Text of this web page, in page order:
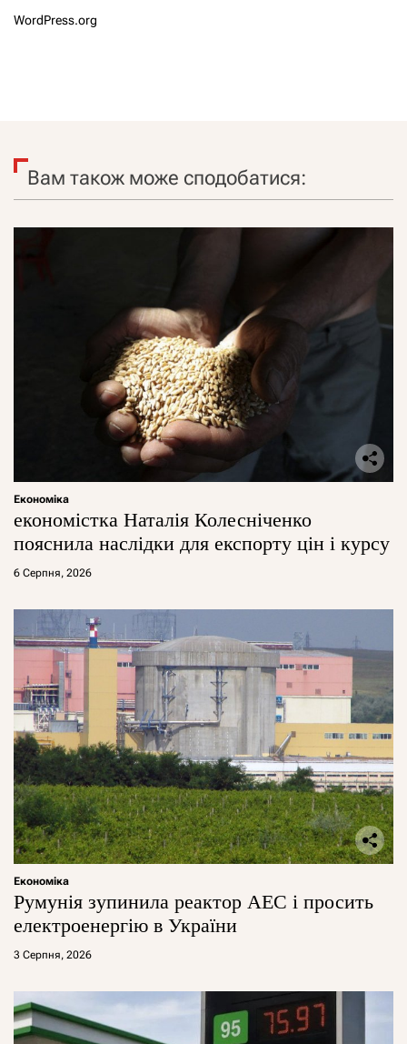
WordPress.org
Вам також може сподобатися:
Економіка
економістка Наталія Колесніченко
пояснила наслідки для експорту цін і курсу
6 Серпня, 2026
Економіка
Румунія зупинила реактор АЕС і просить
електроенергію в України
3 Серпня, 2026